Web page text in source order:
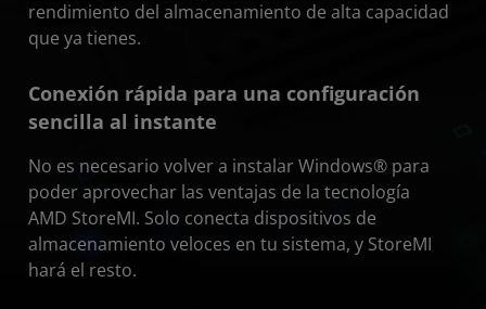
rendimiento del almacenamiento de alta capacidad
que ya tienes.
Conexión rápida para una configuración
sencilla al instante
No es necesario volver a instalar Windows® para
poder aprovechar las ventajas de la tecnología
AMD StoreMI. Solo conecta dispositivos de
almacenamiento veloces en tu sistema, y StoreMI
hará el resto.